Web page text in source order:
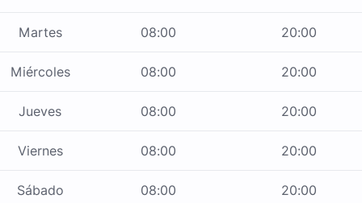
Martes 08:00 20:00
Miércoles 08:00 20:00
Jueves 08:00 20:00
Viernes 08:00 20:00
Sábado 08:00 20:00